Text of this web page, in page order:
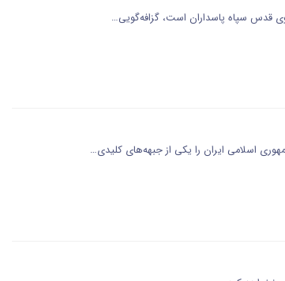
قدس سپاه پاسداران است، گزافه‌گویی…
اسلامی ایران را یکی از جبهه‌های کلیدی…